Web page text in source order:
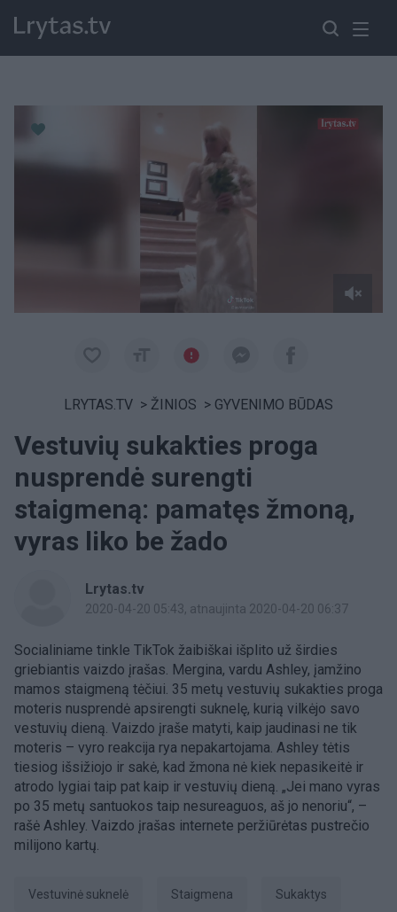
LRYTAS.TV > ŽINIOS > GYVENIMO BŪDAS
Vestuvių sukakties proga
nusprendė surengti
staigmeną: pamatęs žmoną,
vyras liko be žado
Lrytas.tv
2020-04-20 05:43, atnaujinta 2020-04-20 06:37
Socialiniame tinkle TikTok žaibiškai išplito už širdies
griebiantis vaizdo įrašas. Mergina, vardu Ashley, įamžino
mamos staigmeną tėčiui. 35 metų vestuvių sukakties proga
moteris nusprendė apsirengti suknelę, kurią vilkėjo savo
vestuvių dieną. Vaizdo įraše matyti, kaip jaudinasi ne tik
moteris – vyro reakcija rya nepakartojama. Ashley tėtis
tiesiog išsižiojo ir sakė, kad žmona nė kiek nepasikeitė ir
atrodo lygiai taip pat kaip ir vestuvių dieną. „Jei mano vyras
po 35 metų santuokos taip nesureaguos, aš jo nenoriu“, –
rašė Ashley. Vaizdo įrašas internete peržiūrėtas pustrečio
milijono kartų.
vestuvinė suknelė staigmena sukaktys